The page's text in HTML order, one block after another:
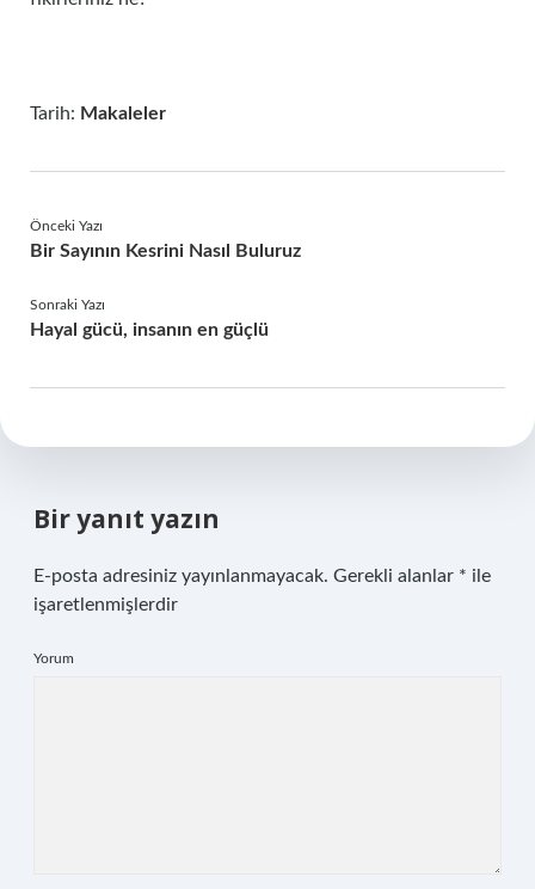
Tarih: Makaleler
Önceki Yazı
Bir Sayının Kesrini Nasıl Buluruz
Sonraki Yazı
Hayal gücü, insanın en güçlü
Bir yanıt yazın
E-posta adresiniz yayınlanmayacak. Gerekli alanlar * ile
işaretlenmişlerdir
Yorum